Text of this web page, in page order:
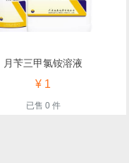
月苄三甲氯铵溶液
¥ 1
已售 0 件